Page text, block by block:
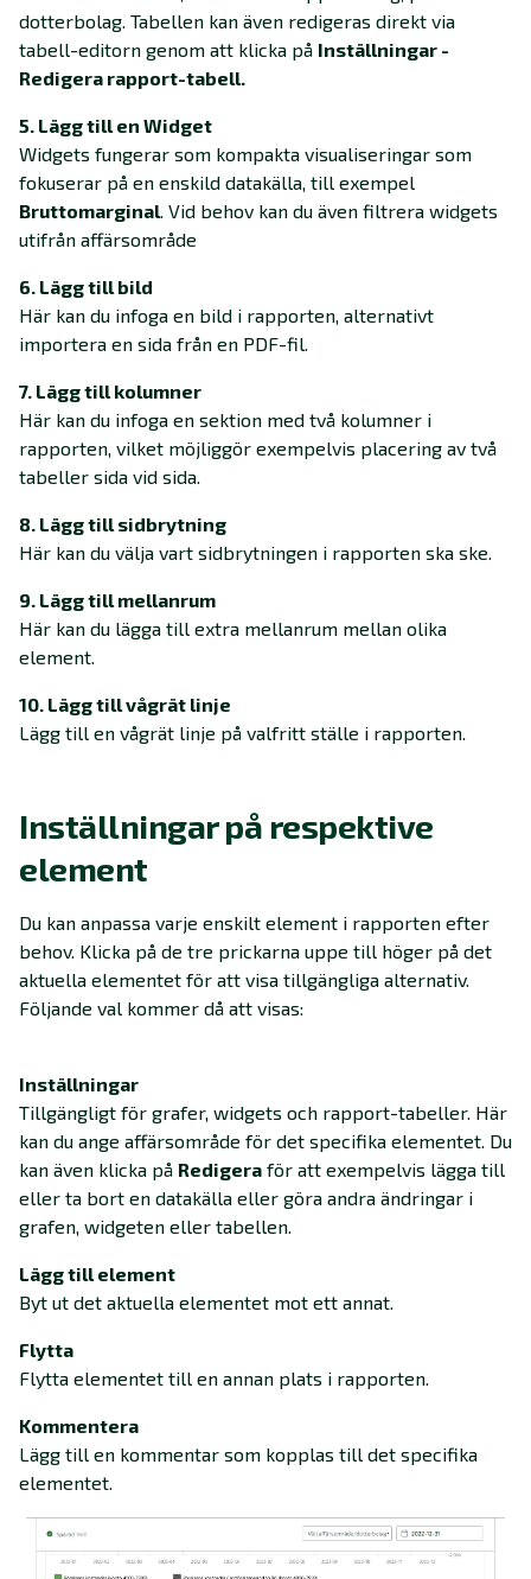
dotterbolag. Tabellen kan även redigeras direkt via
tabell-editorn genom att klicka på Inställningar -
Redigera rapport-tabell.
5. Lägg till en Widget
Widgets fungerar som kompakta visualiseringar som
fokuserar på en enskild datakälla, till exempel
Bruttomarginal. Vid behov kan du även filtrera widgets
utifrån affärsområde
6. Lägg till bild
Här kan du infoga en bild i rapporten, alternativt
importera en sida från en PDF-fil.
7. Lägg till kolumner
Här kan du infoga en sektion med två kolumner i
rapporten, vilket möjliggör exempelvis placering av två
tabeller sida vid sida.
8. Lägg till sidbrytning
Här kan du välja vart sidbrytningen i rapporten ska ske.
9. Lägg till mellanrum
Här kan du lägga till extra mellanrum mellan olika
element.
10. Lägg till vågrät linje
Lägg till en vågrät linje på valfritt ställe i rapporten.
Inställningar på respektive
element
Du kan anpassa varje enskilt element i rapporten efter
behov. Klicka på de tre prickarna uppe till höger på det
aktuella elementet för att visa tillgängliga alternativ.
Följande val kommer då att visas:
Inställningar
Tillgängligt för grafer, widgets och rapport-tabeller. Här
kan du ange affärsområde för det specifika elementet. Du
kan även klicka på Redigera för att exempelvis lägga till
eller ta bort en datakälla eller göra andra ändringar i
grafen, widgeten eller tabellen.
Lägg till element
Byt ut det aktuella elementet mot ett annat.
Flytta
Flytta elementet till en annan plats i rapporten.
Kommentera
Lägg till en kommentar som kopplas till det specifika
elementet.